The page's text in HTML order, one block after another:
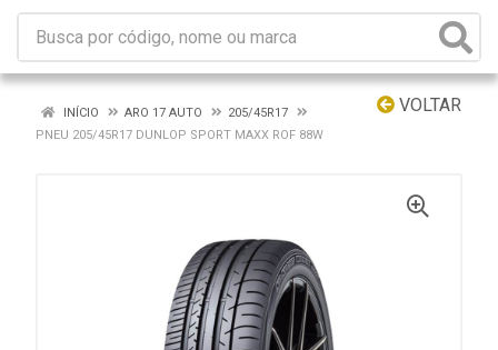
VOLTAR
INÍCIO ARO 17 AUTO
205/45R17
PNEU 205/45R17 DUNLOP SPORT MAXX ROF 88W